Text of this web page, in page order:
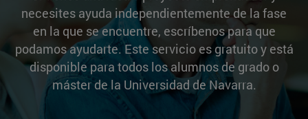
necesites ayuda independientemente de la fase
en la que se encuentre, escríbenos para que
podamos ayudarte. Este servicio es gratuito y está
disponible para todos los alumnos de grado o
máster de la Universidad de Navarra.